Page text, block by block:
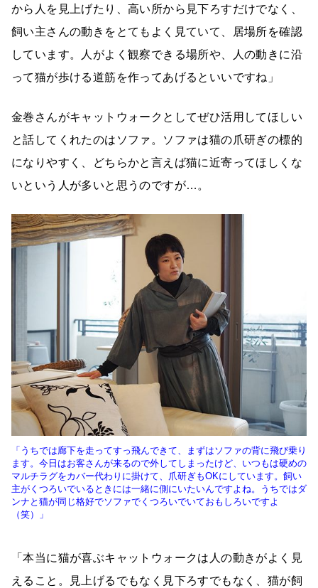
から人を見上げたり、高い所から見下ろすだけでなく、
飼い主さんの動きをとてもよく見ていて、居場所を確認
しています。人がよく観察できる場所や、人の動きに沿
って猫が歩ける道筋を作ってあげるといいですね」
金巻さんがキャットウォークとしてぜひ活用してほしい
と話してくれたのはソファ。ソファは猫の爪研ぎの標的
になりやすく、どちらかと言えば猫に近寄ってほしくな
いという人が多いと思うのですが…。
「うちでは廊下を走ってすっ飛んできて、まずはソファの背に飛び乗り
ます。今日はお客さんが来るので外してしまったけど、いつもは硬めの
マルチラグをカバー代わりに掛けて、爪研ぎもOKにしています。飼い
主がくつろいでいるときには一緒に側にいたいんですよね。うちではダ
ンナと猫が同じ格好でソファでくつろいでいておもしろいですよ
（笑）」
「本当に猫が喜ぶキャットウォークは人の動きがよく見
えること。見上げるでもなく見下ろすでもなく、猫が飼